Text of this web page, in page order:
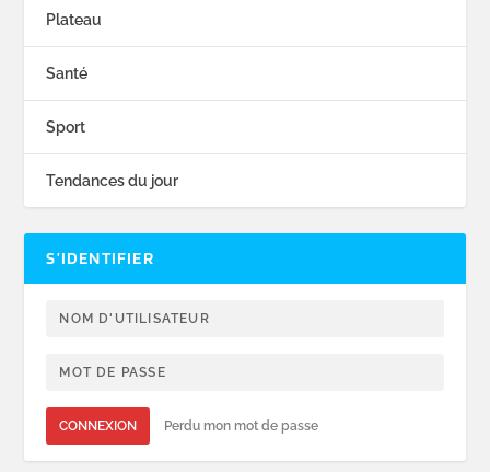
Plateau
Santé
Sport
Tendances du jour
S’IDENTIFIER
CONNEXION Perdu mon mot de passe